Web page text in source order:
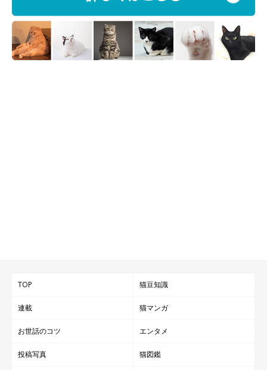
TOP 猫豆知識
連載 猫マンガ
お世話のコツ エンタメ
投稿写真 猫図鑑